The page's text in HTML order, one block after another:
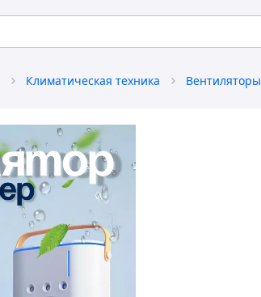
Климатическая техника Вентиляторы